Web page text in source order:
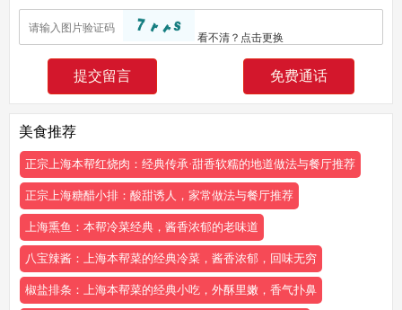
看不清？ 点击更换
免费通话
美食推荐
正宗上海本帮红烧肉：经典传承·甜香软糯的地道做法与餐厅推荐
正宗上海糖醋小排：酸甜诱人，家常做法与餐厅推荐
上海熏鱼：本帮冷菜经典，酱香浓郁的老味道
八宝辣酱：上海本帮菜的经典冷菜，酱香浓郁，回味无穷
椒盐排条：上海本帮菜的经典小吃，外酥里嫩，香气扑鼻